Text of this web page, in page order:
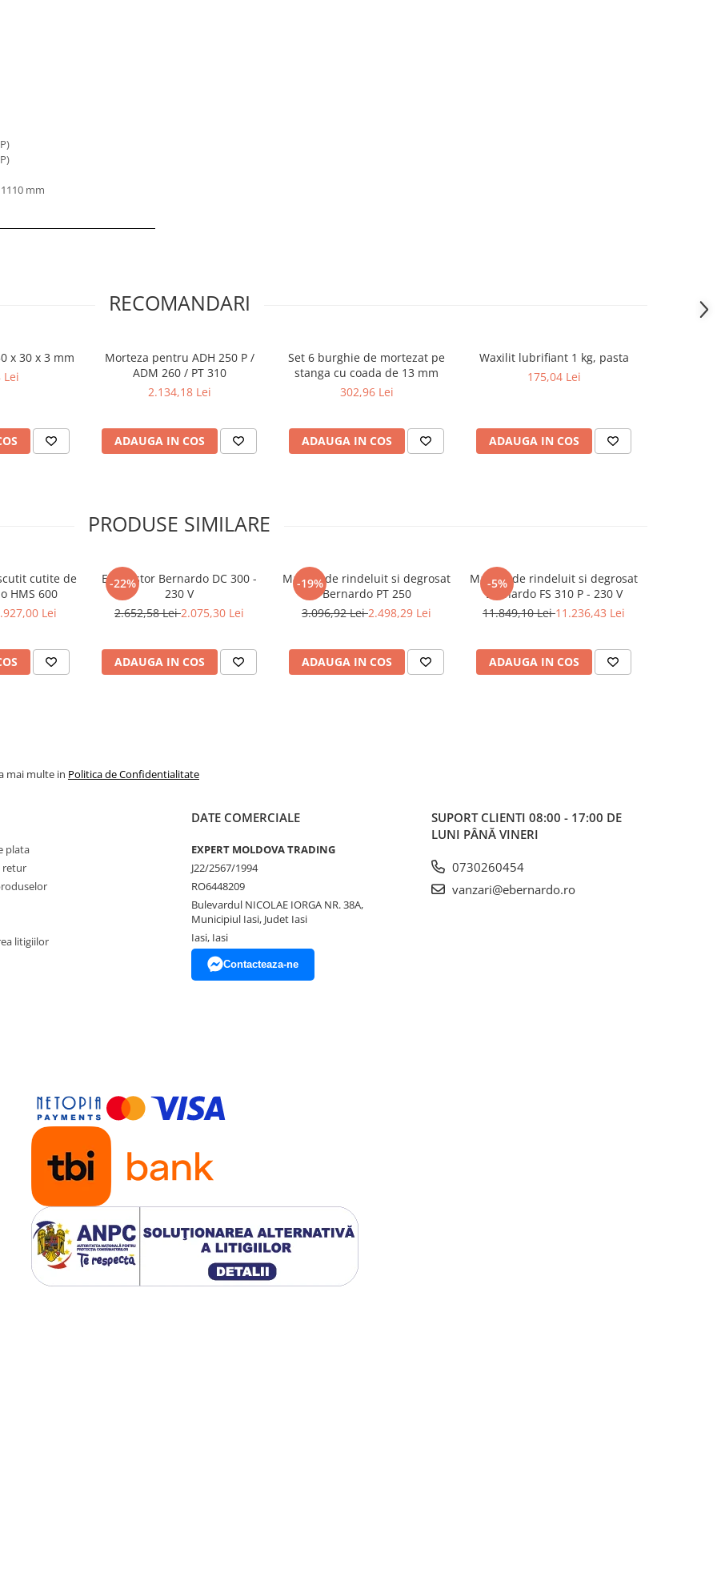
mm
RECOMANDARI
x 30 x 3 mm
Lei
Morteza pentru ADH 250 P /
ADM 260 / PT 310
2.134,18 Lei
ADAUGA IN COS
Set 6 burghie de mortezat pe
stanga cu coada de 13 mm
302,96 Lei
ADAUGA IN COS
Waxilit lubrifiant 1 kg, pasta
175,04 Lei
ADAUGA IN COS
PRODUSE SIMILARE
cutite de
HMS 600
Lei
-22%
Exhaustor Bernardo DC 300 -
230 V
2.652,58 Lei2.075,30 Lei
ADAUGA IN COS
-19%
Masina de rindeluit si degrosat
Bernardo PT 250
3.096,92 Lei2.498,29 Lei
ADAUGA IN COS
-5%
Masina de rindeluit si degrosat
Bernardo FS 310 P - 230 V
11.849,10 Lei11.236,43 Lei
ADAUGA IN COS
mai multe in Politica de Confidentialitate
plata
retur
litigiilor
DATE COMERCIALE
EXPERT MOLDOVA TRADING
J22/2567/1994
RO6448209
Bulevardul NICOLAE IORGA NR. 38A,
Municipiul Iasi, Judet Iasi
Iasi, Iasi
Contacteaza-ne
SUPORT CLIENTI 08:00 - 17:00 DE
LUNI PÂNĂ VINERI
0730260454
vanzari@ebernardo.ro